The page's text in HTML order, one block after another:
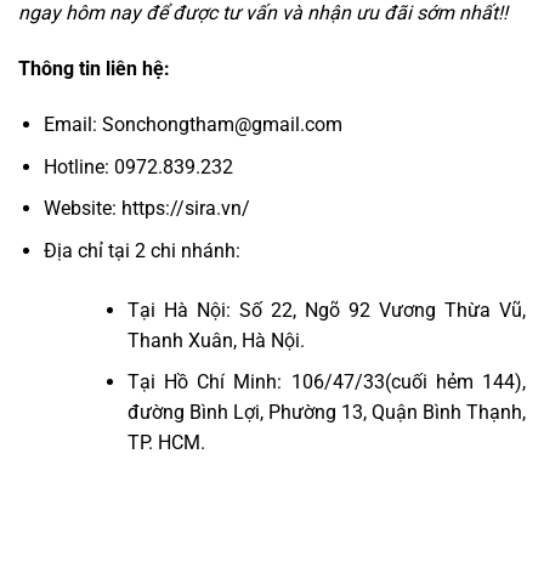
ngay hôm nay để được tư vấn và nhận ưu đãi sớm nhất!!
Thông tin liên hệ:
Email: Sonchongtham@gmail.com
Hotline: 0972.839.232
Website: https://sira.vn/
Địa chỉ tại 2 chi nhánh:
Tại Hà Nội: Số 22, Ngõ 92 Vương Thừa Vũ,
Thanh Xuân, Hà Nội.
Tại Hồ Chí Minh: 106/47/33(cuối hẻm 144),
đường Bình Lợi, Phường 13, Quận Bình Thạnh,
TP. HCM.